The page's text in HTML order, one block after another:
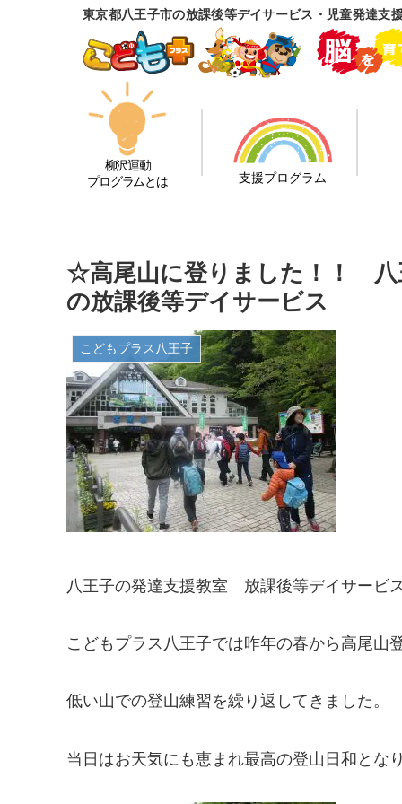
東京都八王子市の放課後等デイサービス・児童発達支
柳沢運動
プログラムとは
支援プログラム
☆高尾山に登りました！！
の放課後等デイサービス
こどもプラス八王子
八王子の発達支援教室 放課後等デイサービ
こどもプラス八王子では昨年の春から高尾山
低い山での登山練習を繰り返してきました。
当日はお天気にも恵まれ最高の登山日和とな